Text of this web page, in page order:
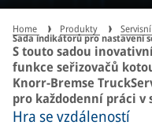
Home Produkty
Sada indikátorů pro nastavení
S touto sadou
funkce seřizovačů
Knorr-Bremse
pro každodenní práci
Hra se vzdáleností